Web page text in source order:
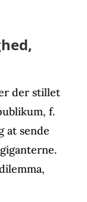
der stillet
f.
at sende